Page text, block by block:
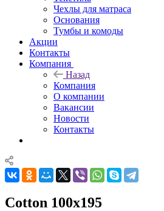
Чехлы для матраса
Основания
Тумбы и комоды
Акции
Контакты
Компания
Назад
Компания
О компании
Вакансии
Новости
Контакты
Cotton 100x195